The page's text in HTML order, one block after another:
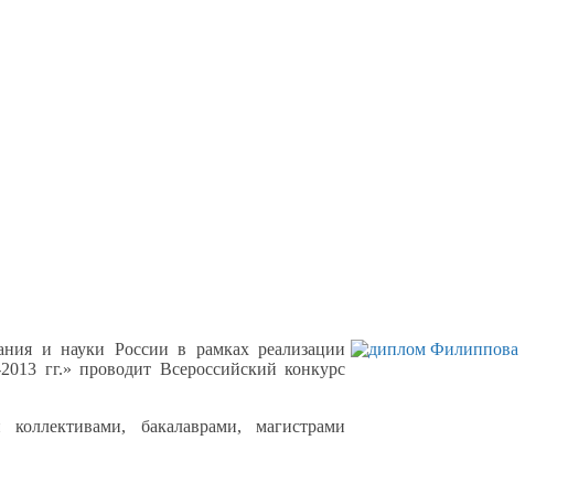
и науки Россиив рамкахреализации
гг.» проводит Всероссийский конкурс
бакалаврами, магистрами